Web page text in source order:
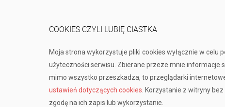
COOKIES CZYLI LUBIĘ CIASTKA
Moja strona wykorzystuje pliki cookies wyłącznie w celu
użyteczności serwisu. Zbierane przeze mnie informacje
mimo wszystko przeszkadza, to przeglądarki
ustawień dotyczących cookies . Korzystanie z witryny
zgodę na ich zapis lub wykorzystanie.